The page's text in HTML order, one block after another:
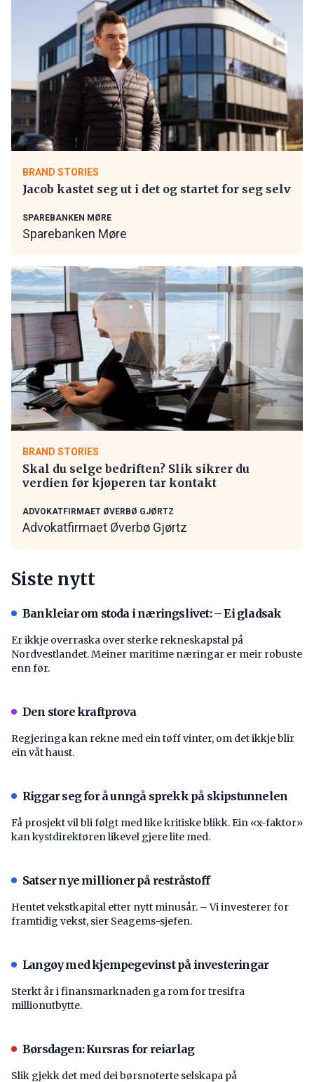
BRAND STORIES
Jacob kastet seg ut i det og startet for seg selv
SPAREBANKEN MØRE
Sparebanken Møre
BRAND STORIES
Skal du selge bedriften? Slik sikrer du
verdien før kjøperen tar kontakt
ADVOKATFIRMAET ØVERBØ GJØRTZ
Advokatfirmaet Øverbø Gjørtz
Siste nytt
Bankleiar om stoda i næringslivet: – Ei gladsak
Er ikkje overraska over sterke rekneskapstal på
Nordvestlandet. Meiner maritime næringar er meir robuste
enn før.
Den store kraftprøva
Regjeringa kan rekne med ein tøff vinter, om det ikkje blir
ein våt haust.
Riggar seg for å unngå sprekk på skipstunnelen
Få prosjekt vil bli følgt med like kritiske blikk. Ein «x-faktor»
kan kystdirektøren likevel gjere lite med.
Satser nye millioner på restråstoff
Hentet vekstkapital etter nytt minusår. – Vi investerer for
framtidig vekst, sier Seagems-sjefen.
Langøy med kjempegevinst på investeringar
Sterkt år i finansmarknaden ga rom for tresifra
millionutbytte.
Børsdagen: Kursras for reiarlag
Slik gjekk det med dei børsnoterte selskapa på